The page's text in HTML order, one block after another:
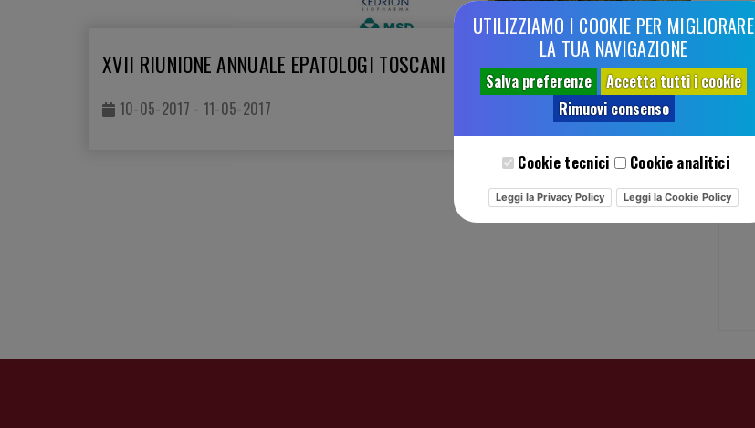
XVII RIUNIONE ANNUALE EPATOLOGI TOSCANI
10-05-2017 - 11-05-2017
UTILIZZIAMO I COOKIE PER MIGLIORARE
LA TUA NAVIGAZIONE
Salva preferenze
Accetta tutti i cookie
Rimuovi consenso
Cookie tecnici Cookie analitici
Leggi la Privacy Policy Leggi la Cookie Policy